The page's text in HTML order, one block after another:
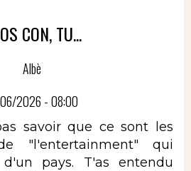
CON, TU...
Albè
2026 - 08:00
savoir que ce sont les
"l'entertainment" qui
pays. T'as entendu